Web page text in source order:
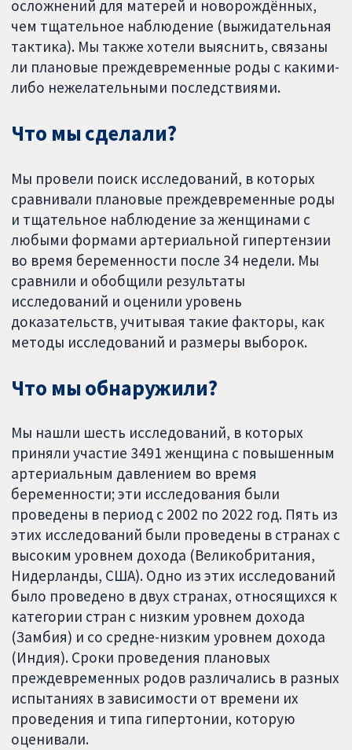
осложнений для матерей и новорождённых,
чем тщательное наблюдение (выжидательная
тактика). Мы также хотели выяснить, связаны
ли плановые преждевременные роды с какими-
либо нежелательными последствиями.
Что мы сделали?
Мы провели поиск исследований, в которых
сравнивали плановые преждевременные роды
и тщательное наблюдение за женщинами с
любыми формами артериальной гипертензии
во время беременности после 34 недели. Мы
сравнили и обобщили результаты
исследований и оценили уровень
доказательств, учитывая такие факторы, как
методы исследований и размеры выборок.
Что мы обнаружили?
Мы нашли шесть исследований, в которых
приняли участие 3491 женщина с повышенным
артериальным давлением во время
беременности; эти исследования были
проведены в период с 2002 по 2022 год. Пять из
этих исследований были проведены в странах с
высоким уровнем дохода (Великобритания,
Нидерланды, США). Одно из этих исследований
было проведено в двух странах, относящихся к
категории стран с низким уровнем дохода
(Замбия) и со средне-низким уровнем дохода
(Индия). Сроки проведения плановых
преждевременных родов различались в разных
испытаниях в зависимости от времени их
проведения и типа гипертонии, которую
оценивали.